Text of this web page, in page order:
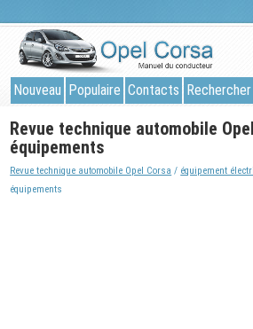
Nouveau Populaire Contacts Rechercher
Revue technique automobile
équipements
Revue technique automobile Opel Corsa / équipement
équipements